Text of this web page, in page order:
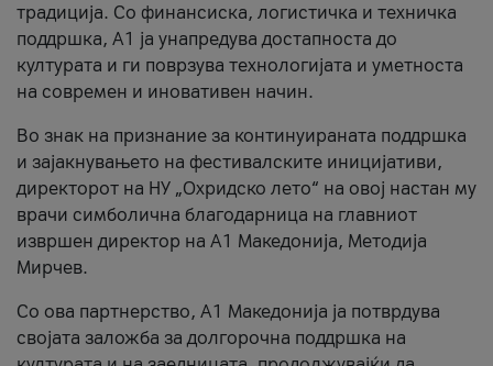
традиција. Со финансиска, логистичка и техничка
поддршка, A1 ја унапредува достапноста до
културата и ги поврзува технологијата и уметноста
на современ и иновативен начин.
Во знак на признание за континуираната поддршка
и зајакнувањето на фестивалските иницијативи,
директорот на НУ „Охридско лето“ на овој настан му
врачи симболична благодарница на главниот
извршен директор на A1 Македонија, Методија
Мирчев.
Со ова партнерство, A1 Македонија ја потврдува
својата заложба за долгорочна поддршка на